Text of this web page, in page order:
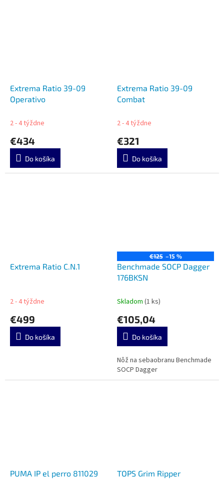
Extrema Ratio 39-09
Operativo
2 - 4 týždne
€434
Do košíka
Extrema Ratio 39-09
Combat
2 - 4 týždne
€321
Do košíka
Extrema Ratio C.N.1
2 - 4 týždne
€499
Do košíka
€125 –15 %
Benchmade SOCP Dagger
176BKSN
Skladom (1 ks)
€105,04
Do košíka
Nôž na sebaobranu Benchmade
SOCP Dagger
PUMA IP el perro 811029 TOPS Grim Ripper